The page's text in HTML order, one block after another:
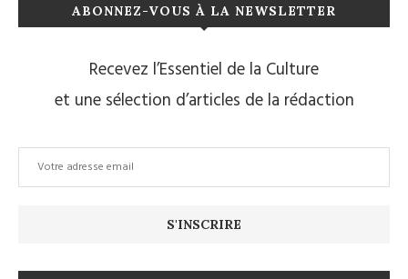
ABONNEZ-VOUS À LA NEWSLETTER
Recevez l’Essentiel de la Culture
et une sélection d’articles de la rédaction